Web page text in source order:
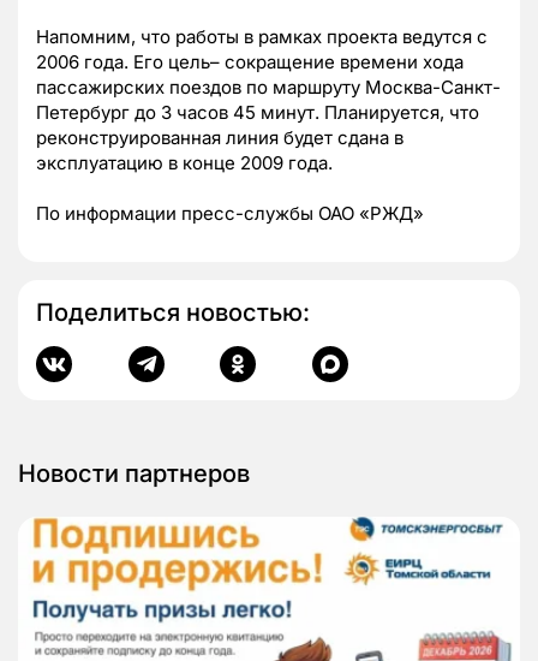
Напомним, что работы в рамках проекта ведутся с
2006 года. Его цель– сокращение времени хода
пассажирских поездов по маршруту Москва-Санкт-
Петербург до 3 часов 45 минут. Планируется, что
реконструированная линия будет сдана в
эксплуатацию в конце 2009 года.
По информации пресс-службы ОАО «РЖД»
Поделиться новостью:
Новости партнеров